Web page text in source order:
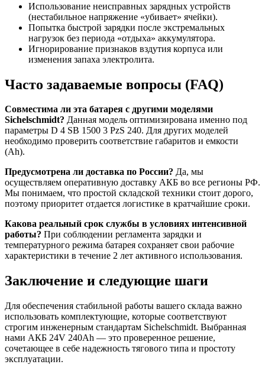
Использование неисправных зарядных устройств
(нестабильное напряжение «убивает» ячейки).
Попытка быстрой зарядки после экстремальных
нагрузок без периода «отдыха» аккумулятора.
Игнорирование признаков вздутия корпуса или
изменения запаха электролита.
Часто задаваемые вопросы (FAQ)
Совместима ли эта батарея с другими моделями
Sichelschmidt? Данная модель оптимизирована именно под
параметры D 4 SB 1500 3 PzS 240. Для других моделей
необходимо проверить соответствие габаритов и емкости
(Ah).
Предусмотрена ли доставка по России? Да, мы
осуществляем оперативную доставку АКБ во все регионы РФ.
Мы понимаем, что простой складской техники стоит дорого,
поэтому приоритет отдается логистике в кратчайшие сроки.
Какова реальный срок службы в условиях интенсивной
работы? При соблюдении регламента зарядки и
температурного режима батарея сохраняет свои рабочие
характеристики в течение 2 лет активного использования.
Заключение и следующие шаги
Для обеспечения стабильной работы вашего склада важно
использовать комплектующие, которые соответствуют
строгим инженерным стандартам Sichelschmidt. Выбранная
нами АКБ 24V 240Ah — это проверенное решение,
сочетающее в себе надежность тягового типа и простоту
эксплуатации.